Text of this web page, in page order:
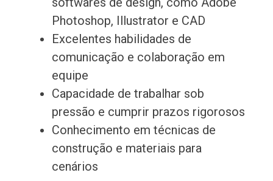
Photoshop, Illustrator e CAD
Excelentes habilidades de
comunicação e colaboração em
equipe
Capacidade de trabalhar sob
pressão e cumprir prazos rigorosos
Conhecimento em técnicas de
construção e materiais para
cenários